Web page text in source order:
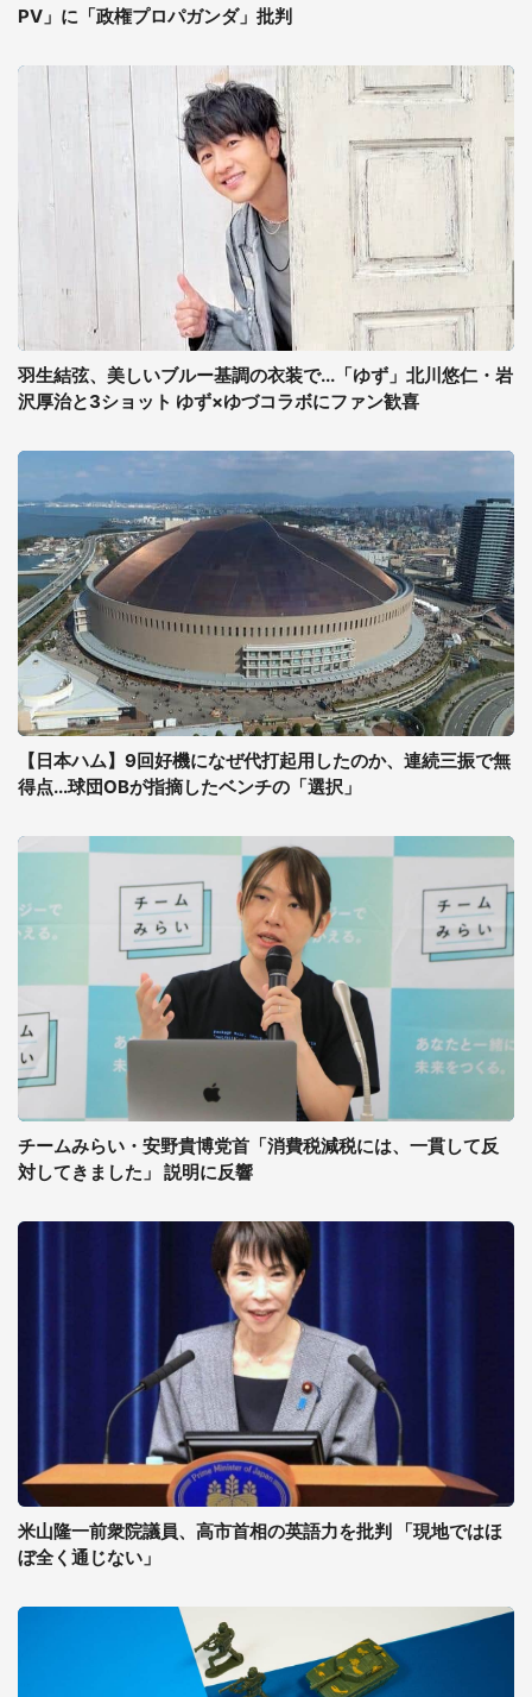
PV」に「政権プロパガンダ」批判
羽生結弦、美しいブルー基調の衣装で...「ゆず」北川悠仁・岩
沢厚治と3ショット ゆず×ゆづコラボにファン歓喜
【日本ハム】9回好機になぜ代打起用したのか、連続三振で無
得点...球団OBが指摘したベンチの「選択」
チームみらい・安野貴博党首「消費税減税には、一貫して反
対してきました」 説明に反響
米山隆一前衆院議員、高市首相の英語力を批判 「現地ではほ
ぼ全く通じない」